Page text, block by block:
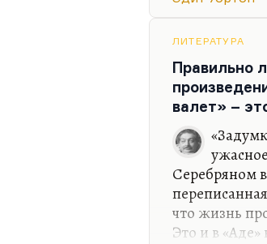
глазами
уже
признаться,
ЛИТЕРАТУРА
Правильно
валет» –
Серебряном
что жизнь
Это и в